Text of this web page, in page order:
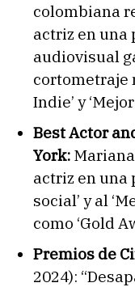
colombiana
actriz en una
audiovisual
cortometraje
Indie’ y
Best Actor
York:
actriz en
social’ y al
como ‘Gold
Premios de
2024):